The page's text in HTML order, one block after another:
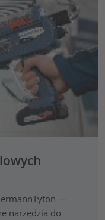
—
narzędzia do